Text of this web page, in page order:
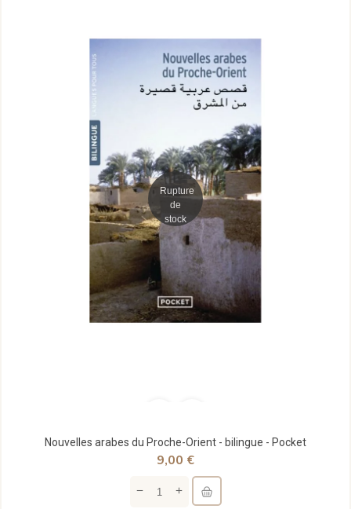
Rupture
de
stock
Nouvelles arabes du Proche-Orient - bilingue - Pocket
9,00 €